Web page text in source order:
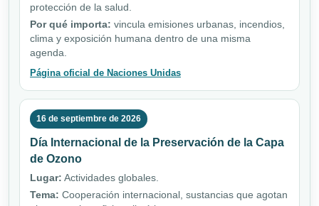
protección de la salud.
Por qué importa: vincula emisiones urbanas, incendios,
clima y exposición humana dentro de una misma
agenda.
Página oficial de Naciones Unidas
16 de septiembre de 2026
Día Internacional de la Preservación de la Capa
de Ozono
Lugar: Actividades globales.
Tema: Cooperación internacional, sustancias que agotan